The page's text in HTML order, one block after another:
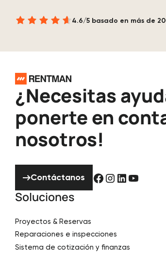
4.6/5 basado en más de
¿Necesitas
ponerte en
nosotros!
Contáctanos
Soluciones
Proyectos & Reservas
Reparaciones e inspecciones
Sistema de cotización y finanzas